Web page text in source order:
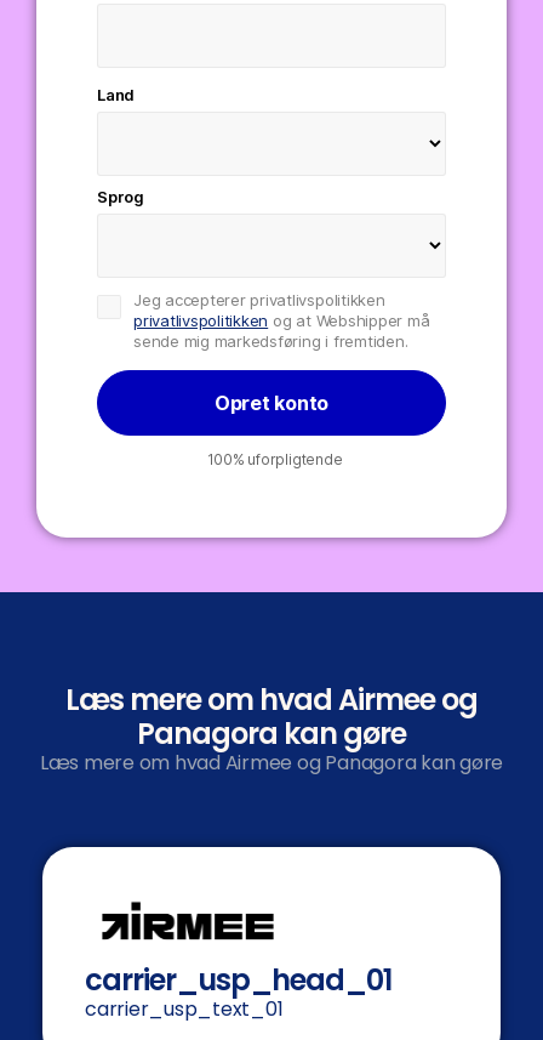
Land
Sprog
Jeg accepterer privatlivspolitikken
privatlivspolitikken og at Webshipper må
sende mig markedsføring i fremtiden.
Opret konto
100% uforpligtende
Læs mere om hvad Airmee og
Panagora kan gøre
Læs mere om hvad Airmee og Panagora kan gøre
carrier_usp_head_01
carrier_usp_text_01